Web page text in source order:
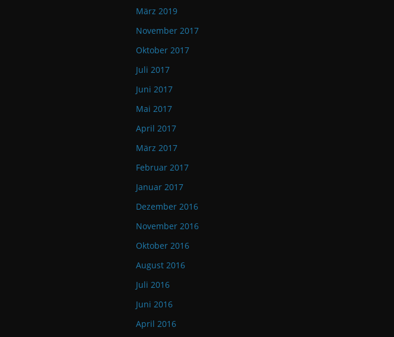
März 2019
November 2017
Oktober 2017
Juli 2017
Juni 2017
Mai 2017
April 2017
März 2017
Februar 2017
Januar 2017
Dezember 2016
November 2016
Oktober 2016
August 2016
Juli 2016
Juni 2016
April 2016